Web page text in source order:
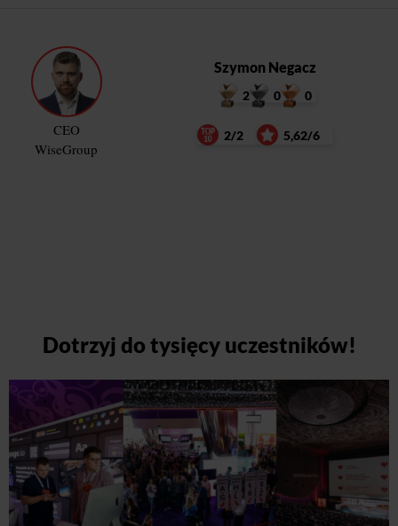
CEO
WiseGroup
Szymon Negacz
2 0 0
2/2 5,62/6
Dotrzyj do tysięcy uczestników!